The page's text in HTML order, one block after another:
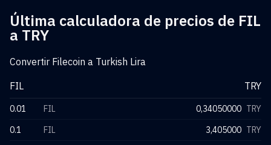
Última calculadora de precios de FIL
a TRY
Convertir Filecoin a Turkish Lira
FIL
TRY
0.01 FIL 0,34050000 TRY
0.1
FIL 3,405000 TRY